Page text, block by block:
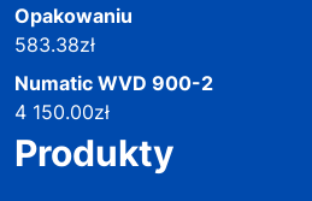
Opakowaniu
583.38zł
Numatic WVD 900-2
4 150.00zł
Produkty